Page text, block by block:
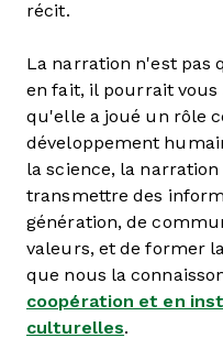
récit.
La narration n'est
en fait, il pourrait
qu'elle a joué un rôle
développement
la science, la
transmettre des
génération, de
valeurs, et de former
que nous la
coopération et en
culturelles.